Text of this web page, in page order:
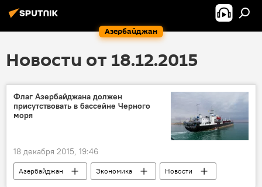
Азербайджан
Новости от 18.12.2015
Флаг Азербайджана должен
присутствовать в бассейне Черного
моря
18 декабря 2015, 19:46
Азербайджан Экономика Новости